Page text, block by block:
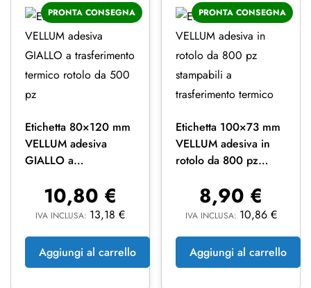
PRONTA CONSEGNA
Etichetta 80×120 mm
VELLUM adesiva
GIALLO a
rotolo da 500 pz
10,80 €
IVA INCLUSA: 13,18 €
Aggiungi al carrello
PRONTA CONSEGNA
Etichetta 100×73 mm
VELLUM adesiva in
rotolo da 800 pz
trasferimento termico
8,90 €
IVA INCLUSA: 10,86 €
Aggiungi al carrello